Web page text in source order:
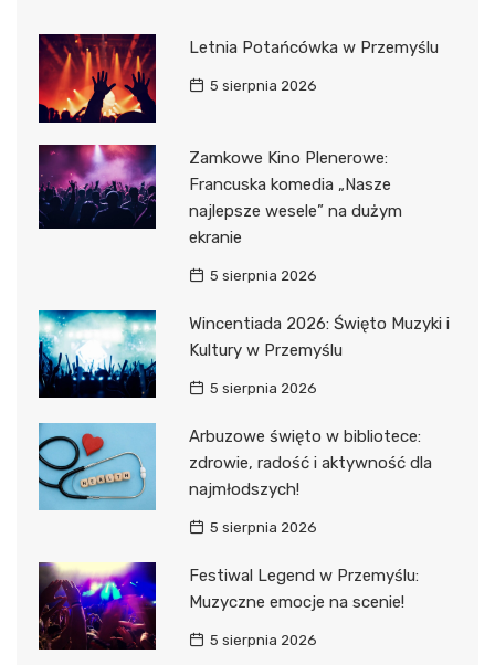
Letnia Potańcówka w Przemyślu
5 sierpnia 2026
Zamkowe Kino Plenerowe:
Francuska komedia „Nasze
najlepsze wesele” na dużym
ekranie
5 sierpnia 2026
Wincentiada 2026: Święto Muzyki i
Kultury w Przemyślu
5 sierpnia 2026
Arbuzowe święto w bibliotece:
zdrowie, radość i aktywność dla
najmłodszych!
5 sierpnia 2026
Festiwal Legend w Przemyślu:
Muzyczne emocje na scenie!
5 sierpnia 2026